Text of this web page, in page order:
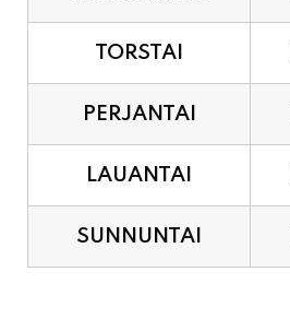
PERJANTAI
LAUANTAI
SUNNUNTAI